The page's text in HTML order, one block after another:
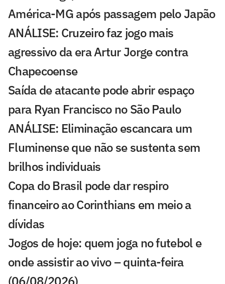
América-MG após passagem pelo Japão
ANÁLISE: Cruzeiro faz jogo mais
agressivo da era Artur Jorge contra
Chapecoense
Saída de atacante pode abrir espaço
para Ryan Francisco no São Paulo
ANÁLISE: Eliminação escancara um
Fluminense que não se sustenta sem
brilhos individuais
Copa do Brasil pode dar respiro
financeiro ao Corinthians em meio a
dívidas
Jogos de hoje: quem joga no futebol e
onde assistir ao vivo – quinta-feira